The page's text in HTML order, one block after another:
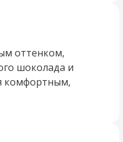
оттенком,
шоколада и
комфортным,